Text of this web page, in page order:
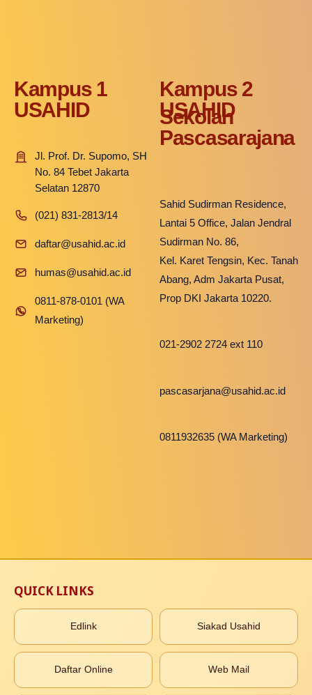
Kampus 1
USAHID
Jl. Prof. Dr. Supomo, SH
No. 84 Tebet Jakarta
Selatan 12870
(021) 831-2813/14
daftar@usahid.ac.id
humas@usahid.ac.id
0811-878-0101 (WA
Marketing)
Kampus 2
USAHID
Sekolah
Pascasarajana
Sahid Sudirman Residence,
Lantai 5 Office, Jalan Jendral
Sudirman No. 86,
Kel. Karet Tengsin, Kec. Tanah
Abang, Adm Jakarta Pusat,
Prop DKI Jakarta 10220.
021-2902 2724 ext 110
pascasarjana@usahid.ac.id
0811932635 (WA Marketing)
QUICK LINKS
Edlink Siakad Usahid
Daftar Online Web Mail